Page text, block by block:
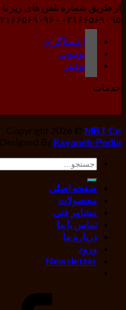
۰۲۱۶۶۵۶۹۰۹۵ - ۰۲۱۶۶۵۶۹۰۹۶
اینستاگرام
یوتیوب
توئیتر
خدمات
Copyright 2026 © MBT Co
Designed By Rayaneh-Pedia
جستجو
صفحه اصلی
محصولات
مشاور فنی
تماس با ما
درباره ما
ورود
Newsletter